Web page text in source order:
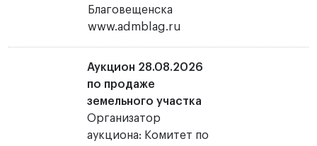
Благовещенска
www.admblag.ru
Аукцион 28.08.2026
по продаже
земельного участка
Организатор
аукциона: Комитет по